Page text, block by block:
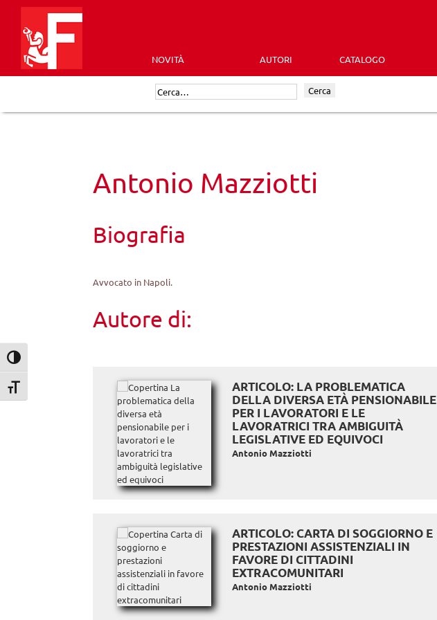
Attiva/disattiva alto contrasto
Attiva/disattiva dimensione testo
content
Futura
Editrice
NOVITÀ AUTORI CATALOGO
Cerca: Cerca
Antonio Mazziotti
Biografia
Avvocato in Napoli.
Autore di:
ARTICOLO: LA PROBLEMATICA
DELLA DIVERSA ETÀ PENSIONABILE
PER I LAVORATORI E LE
LAVORATRICI TRA AMBIGUITÀ
LEGISLATIVE ED EQUIVOCI
Antonio Mazziotti
ARTICOLO: CARTA DI SOGGIORNO E
PRESTAZIONI ASSISTENZIALI IN
FAVORE DI CITTADINI
EXTRACOMUNITARI
Antonio Mazziotti